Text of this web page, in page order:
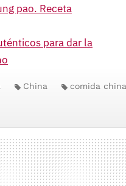
pao. Receta
para dar la
China comida china